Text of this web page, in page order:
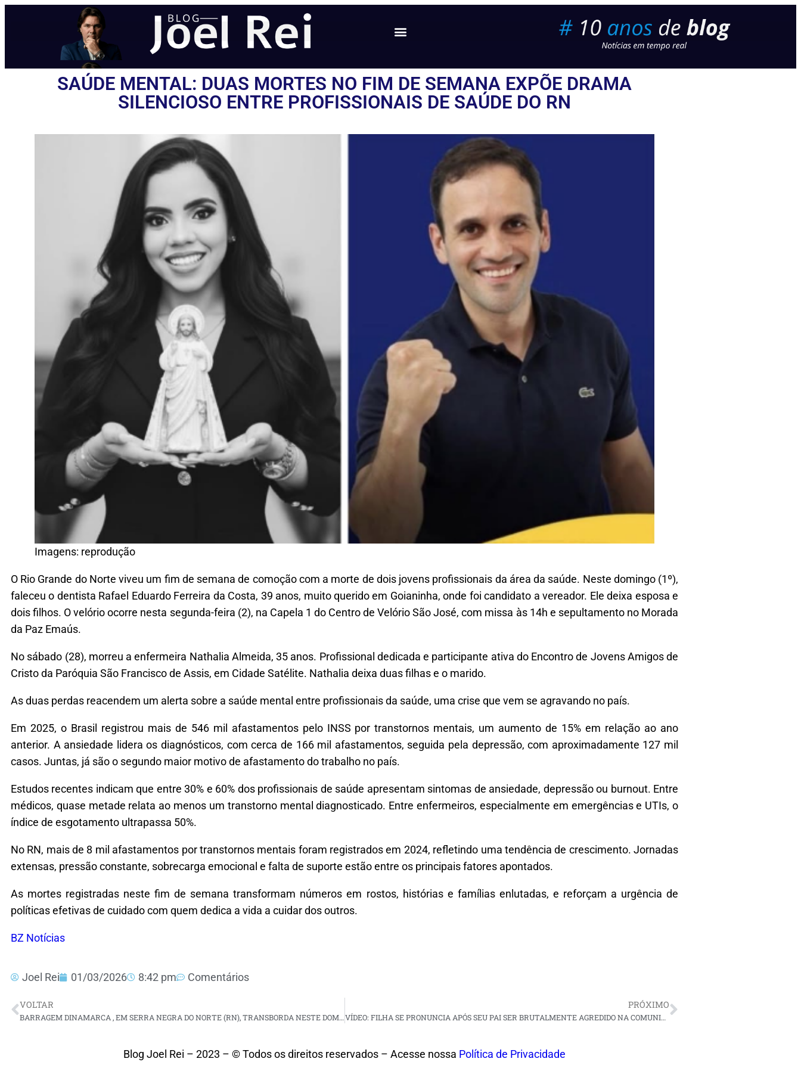
SAÚDE MENTAL: DUAS MORTES NO FIM DE SEMANA EXPÕE DRAMA
SILENCIOSO ENTRE PROFISSIONAIS DE SAÚDE DO RN
Imagens: reprodução
O Rio Grande do Norte viveu um fim de semana de comoção com a morte de dois jovens profissionais da área da saúde. Neste domingo (1º),
faleceu o dentista Rafael Eduardo Ferreira da Costa, 39 anos, muito querido em Goianinha, onde foi candidato a vereador. Ele deixa esposa e
dois filhos. O velório ocorre nesta segunda-feira (2), na Capela 1 do Centro de Velório São José, com missa às 14h e sepultamento no Morada
da Paz Emaús.
No sábado (28), morreu a enfermeira Nathalia Almeida, 35 anos. Profissional dedicada e participante ativa do Encontro de Jovens Amigos de
Cristo da Paróquia São Francisco de Assis, em Cidade Satélite. Nathalia deixa duas filhas e o marido.
As duas perdas reacendem um alerta sobre a saúde mental entre profissionais da saúde, uma crise que vem se agravando no país.
Em 2025, o Brasil registrou mais de 546 mil afastamentos pelo INSS por transtornos mentais, um aumento de 15% em relação ao ano
anterior. A ansiedade lidera os diagnósticos, com cerca de 166 mil afastamentos, seguida pela depressão, com aproximadamente 127 mil
casos. Juntas, já são o segundo maior motivo de afastamento do trabalho no país.
Estudos recentes indicam que entre 30% e 60% dos profissionais de saúde apresentam sintomas de ansiedade, depressão ou burnout. Entre
médicos, quase metade relata ao menos um transtorno mental diagnosticado. Entre enfermeiros, especialmente em emergências e UTIs, o
índice de esgotamento ultrapassa 50%.
No RN, mais de 8 mil afastamentos por transtornos mentais foram registrados em 2024, refletindo uma tendência de crescimento. Jornadas
extensas, pressão constante, sobrecarga emocional e falta de suporte estão entre os principais fatores apontados.
As mortes registradas neste fim de semana transformam números em rostos, histórias e famílias enlutadas, e reforçam a urgência de
políticas efetivas de cuidado com quem dedica a vida a cuidar dos outros.
BZ Notícias
Joel Rei 01/03/2026 8:42 pm Comentários
VOLTAR
BARRAGEM DINAMARCA , EM SERRA NEGRA DO NORTE (RN), TRANSBORDA NESTE DOMINGO (1º)
PRÓXIMO
VÍDEO: FILHA SE PRONUNCIA APÓS SEU PAI SER BRUTALMENTE AGREDIDO NA COMUNIDADE DE LAGOA LIMPA MUNICÍPIO DE NOVA CRUZ-RN
Blog Joel Rei – 2023 – © Todos os direitos reservados – Acesse nossa Política de Privacidade